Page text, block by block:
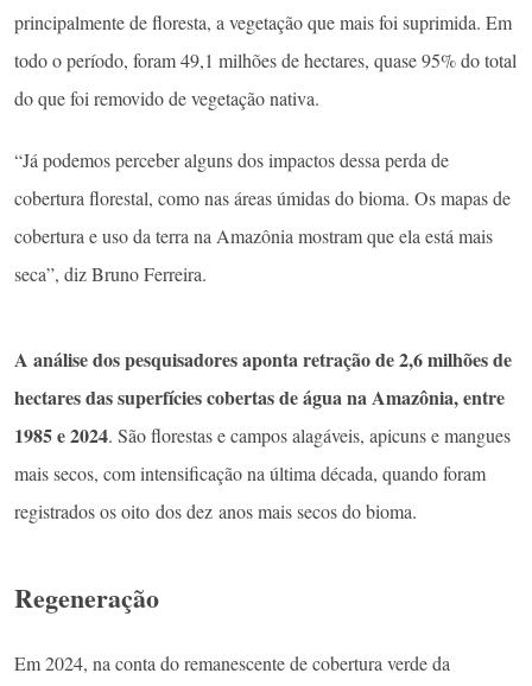
principalmente de floresta, a vegetação que mais foi suprimida. Em
todo o período, foram 49,1 milhões de hectares, quase 95% do total
do que foi removido de vegetação nativa.
“Já podemos perceber alguns dos impactos dessa perda de
cobertura florestal, como nas áreas úmidas do bioma. Os mapas de
cobertura e uso da terra na Amazônia mostram que ela está mais
seca”, diz Bruno Ferreira.
A análise dos pesquisadores aponta retração de 2,6 milhões de
hectares das superfícies cobertas de água na Amazônia, entre
1985 e 2024. São florestas e campos alagáveis, apicuns e mangues
mais secos, com intensificação na última década, quando foram
registrados os oito dos dez anos mais secos do bioma.
Regeneração
Em 2024, na conta do remanescente de cobertura verde da